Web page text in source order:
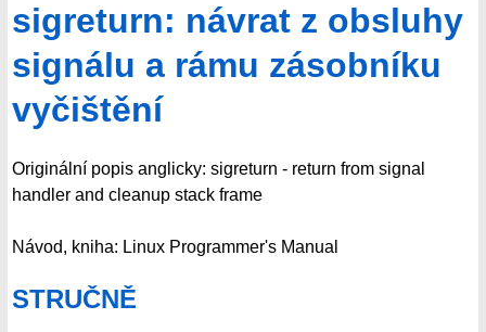
sigreturn: návrat z obsluhy
signálu a rámu zásobníku
vyčištění
Originální popis anglicky: sigreturn - return from signal
handler and cleanup stack frame
Návod, kniha: Linux Programmer's Manual
STRUČNĚ